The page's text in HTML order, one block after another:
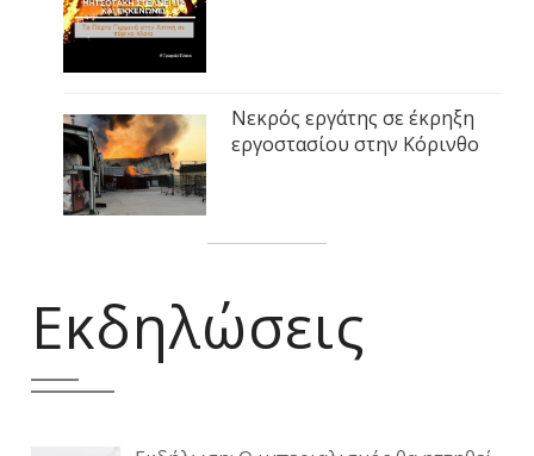
Νεκρός εργάτης σε έκρηξη
εργοστασίου στην Κόρινθο
Εκδηλώσεις